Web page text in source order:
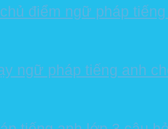
điểm ngữ pháp
ngữ pháp tiếng anh